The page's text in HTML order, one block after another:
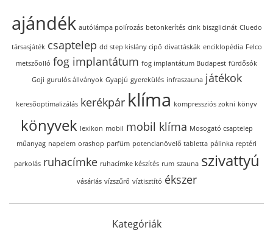
ajándék autólámpa polírozás betonkerítés cink biszglicinát Cluedo
társasjáték csaptelep dd step kislány cipő divattáskák enciklopédia Felco
metszőolló fog implantátum fog implantátum Budapest fürdősók
Goji gurulós állványok Gyapjú gyerekülés infraszauna játékok
keresőoptimalizálás kerékpár klíma kompressziós zokni könyv
könyvek lexikon mobil mobil klíma Mosogató csaptelep
műanyag napelem orashop parfüm potencianövelő tabletta pálinka reptéri
parkolás ruhacímke ruhacímke készítés rum szauna szivattyú
vásárlás vízszűrő víztisztító ékszer
Kategóriák